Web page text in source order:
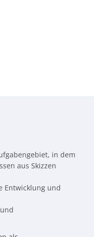
in dem
aus Skizzen
Entwicklung und